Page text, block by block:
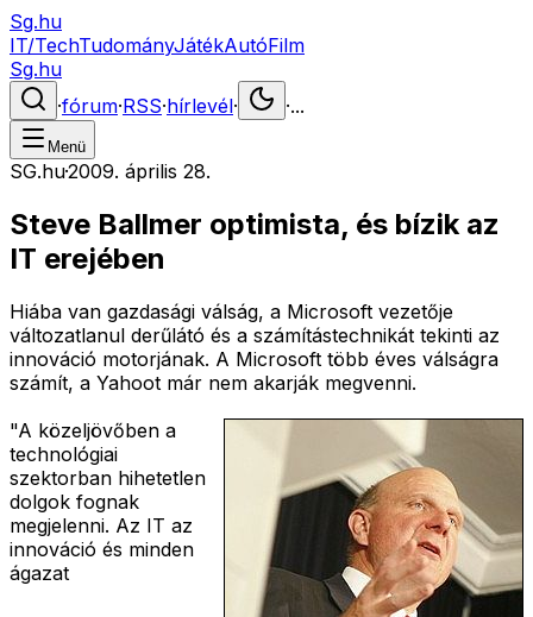
Sg.hu
IT/TechTudományJátékAutóFilm
Sg.hu
·fórum·RSS·hírlevél· ·...
Menü
SG.hu·2009. április 28.
Steve Ballmer optimista, és bízik az
IT erejében
Hiába van gazdasági válság, a Microsoft vezetője
változatlanul derűlátó és a számítástechnikát tekinti az
innováció motorjának. A Microsoft több éves válságra
számít, a Yahoot már nem akarják megvenni.
"A közeljövőben a
technológiai
szektorban hihetetlen
dolgok fognak
megjelenni. Az IT az
innováció és minden
ágazat